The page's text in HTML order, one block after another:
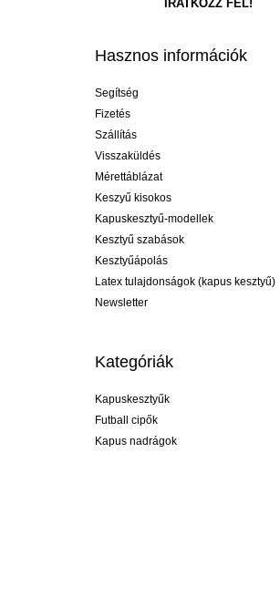
Hasznos információk
Segítség
Fizetés
Szállítás
Visszaküldés
Mérettáblázat
Keszyű kisokos
Kapuskesztyű-modellek
Kesztyű szabások
Kesztyűápolás
Latex tulajdonságok (kapus kesztyű)
Newsletter
Kategóriák
Kapuskesztyűk
Futball cipők
Kapus nadrágok